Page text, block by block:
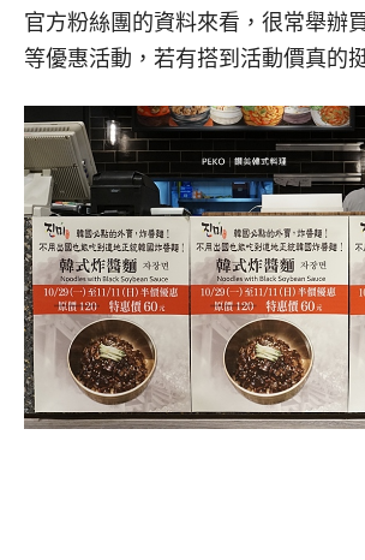
官方粉絲團的資料來看，很常舉辦
等優惠活動，若有搭到活動價真的